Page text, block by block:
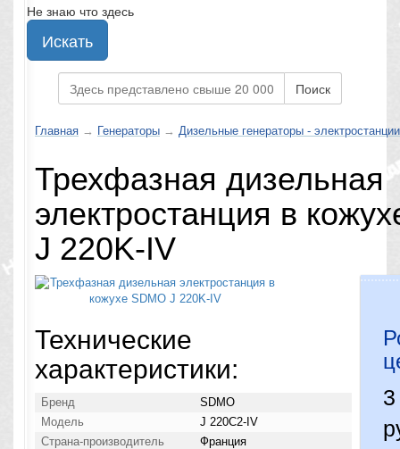
Не знаю что здесь
Искать
Поиск
Главная → Генераторы → Дизельные генераторы - электростанции
Трехфазная дизельная
электростанция в
J 220K-IV
Технические
характеристики:
Бренд
SDMO
Модель
J 220C2-IV
Страна-производитель
Франция